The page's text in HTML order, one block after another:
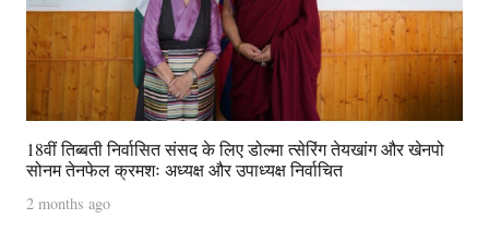
18वीं तिब्बती निर्वासित संसद के लिए डोल्मा त्सेरिंग तेयखांग और खेनपो
सोनम तेनफेल क्रमशः अध्यक्ष और उपाध्यक्ष निर्वाचित
2 months ago